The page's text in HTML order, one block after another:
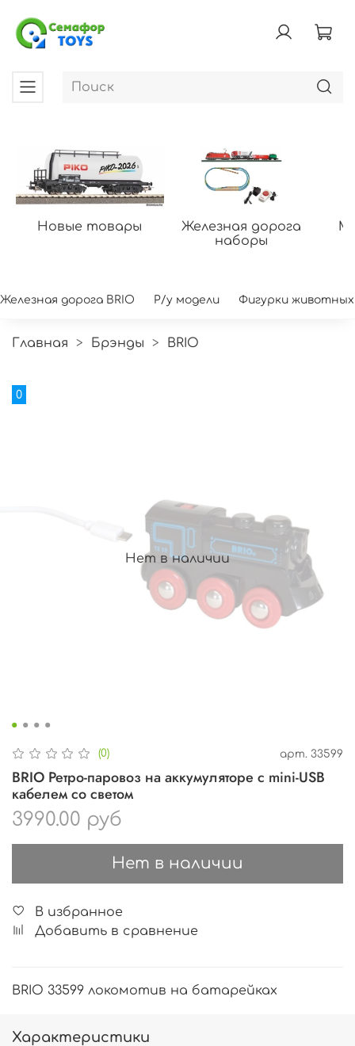
Новые товары
Железная дорога
наборы
Железная дорога BRIO Р/у модели Фигурки животных
Главная Брэнды BRIO
Нет в наличии
0
(0) арт. 33599
BRIO Ретро-паровоз на аккумуляторе с mini-USB
кабелем со светом
3990.00 руб
Нет в наличии
В избранное
Добавить в сравнение
BRIO 33599 локомотив на батарейках
Характеристики